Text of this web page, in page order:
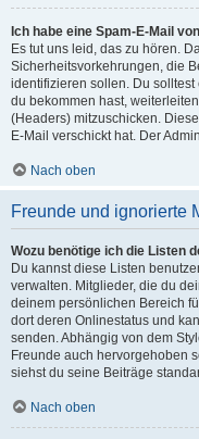
Ich habe eine Spam-E-Mail
Es tut uns leid, das zu hören.
Sicherheitsvorkehrungen, die
identifizieren sollen. Du
du bekommen hast,
(Headers) mitzuschicken.
E-Mail verschickt hat. Der
Nach oben
Freunde und ignorierte
Wozu benötige ich die Listen
Du kannst diese Listen
verwalten. Mitglieder, die du
deinem persönlichen Bereich
dort deren Onlinestatus und
senden. Abhängig von dem
Freunde auch hervorgehoben
siehst du seine Beiträge
Nach oben